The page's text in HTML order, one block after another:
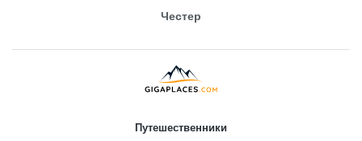
Честер
Путешественники